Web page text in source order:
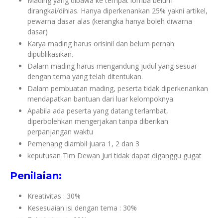
dirangkai/dihias. Hanya diperkenankan 25% yakni artikel,
pewarna dasar alas (kerangka hanya boleh diwarna
dasar)
Karya mading harus orisinil dan belum pernah
dipublikasikan.
Dalam mading harus mengandung judul yang sesuai
dengan tema yang telah ditentukan.
Dalam pembuatan mading, peserta tidak diperkenankan
mendapatkan bantuan dari luar kelompoknya.
Apabila ada peserta yang datang terlambat,
diperbolehkan mengerjakan tanpa diberikan
perpanjangan waktu
Pemenang diambil juara 1, 2 dan 3
keputusan Tim Dewan Juri tidak dapat diganggu gugat
Penilaian:
Kreativitas : 30%
Kesesuaian isi dengan tema : 30%